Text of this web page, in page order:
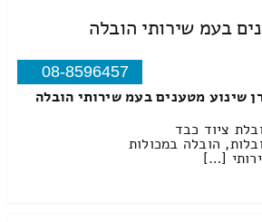
בעמ שירותי הובלה
08-8596457
שינוע מטענים בעמ שירותי הובלה
ציוד כבד
הובלה במכולות
[…]